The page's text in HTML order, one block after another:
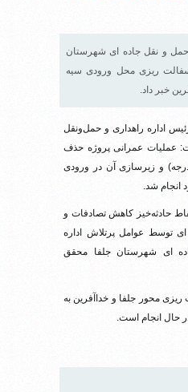
حمل و نقل جاده ای شهرستان
ریزی محل ورودی سیه
خبر داد.
اداره راهداری و حمل‌ونقل
عملیات عمرانی پروژه حذف
خطرناک (دوپیچ ۹۰ درجه) و زیرسازی آن در ورودی
انجام شد.
حادثه‌خیز کاهش تصادفات و
ای توسط عوامل پرتلاش اداره
ای شهرستان جلفا محقق
ریزی محور جلفا و خداآفرین به